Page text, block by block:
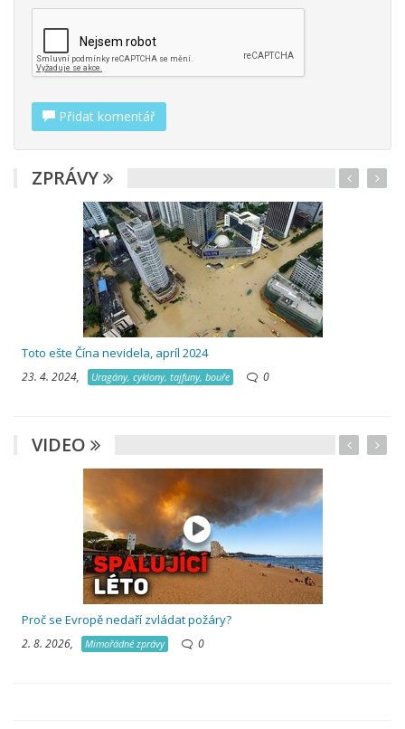
Přidat komentář
ZPRÁVY
Toto ešte Čína nevidela, apríl 2024
23. 4. 2024, Uragány, cyklony, tajfuny, bouře 0
VIDEO
Proč se Evropě nedaří zvládat požáry?
2. 8. 2026, Mimořádné zprávy 0